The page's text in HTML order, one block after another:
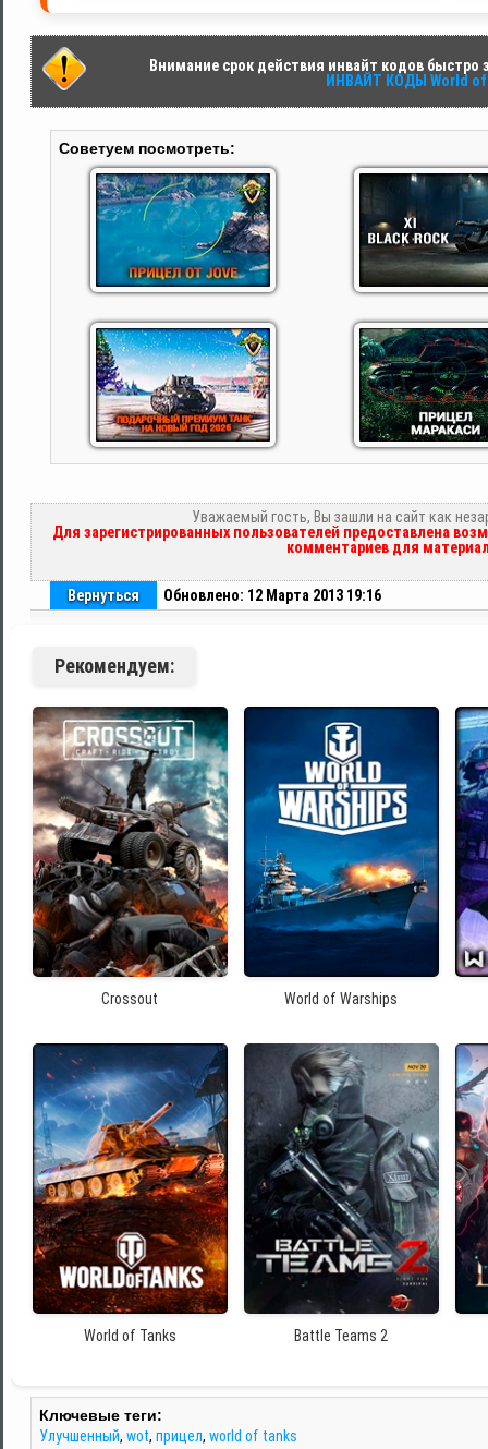
Внимание срок действия инвайт кодов быстро
ИНВАЙТ КОДЫ World
Советуем посмотреть:
Уважаемый гость, Вы зашли на сайт как
Для зарегистрированных пользователей предоставлена
комментариев для
Вернуться Обновлено: 12 Марта 2013 19:16
Рекомендуем:
Crossout World of Warships
World of Tanks Battle Teams 2
Ключевые теги:
Улучшенный, wot, прицел, world of tanks